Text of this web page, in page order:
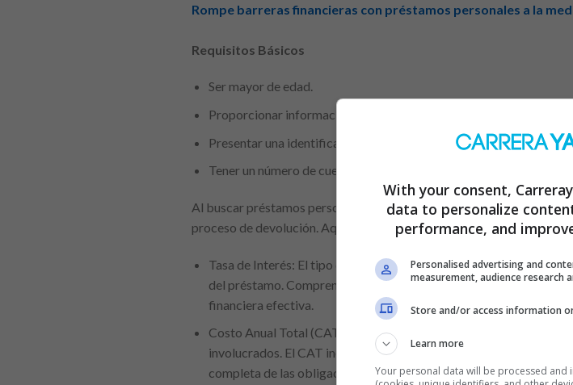
Rompe barreras financieras con préstamos personales a la
Requisitos Básicos
Ser mayor de edad.
Proporcionar información personal básica.
Presentar una identificación oficial válida.
Tener un número de cuenta bancaria (CLABE) para el depósito de
Al buscar préstamos personales, estar bien informado es clave para
proceso de devolución. Aquí te presentamos algunos aspectos
Tasa de Interés: El tipo de tasa de interés es fundamental, ya sea
del préstamo. Comprender cómo se calcula la tasa y su impacto
financiera efectiva.
Costo Anual Total (CAT): Revisar el Costo Anual Total (CAT) del
involucrados. El CAT incluye no solo los intereses, sino también
completa de las obligaciones financieras. Por ejemplo, DiDi
With your consent,
data to personalize
performance, and
Personalised advertising and
measurement, audience research
Store and/or access information
Learn more
Your personal data will be processed